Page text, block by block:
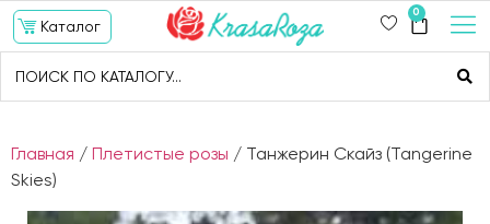
Каталог
0
Главная / Плетистые розы / Танжерин Скайз (Tangerine
Skies)